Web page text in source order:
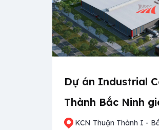
Dự án Industrial
Thành Bắc Ninh
KCN Thuận Thành I -